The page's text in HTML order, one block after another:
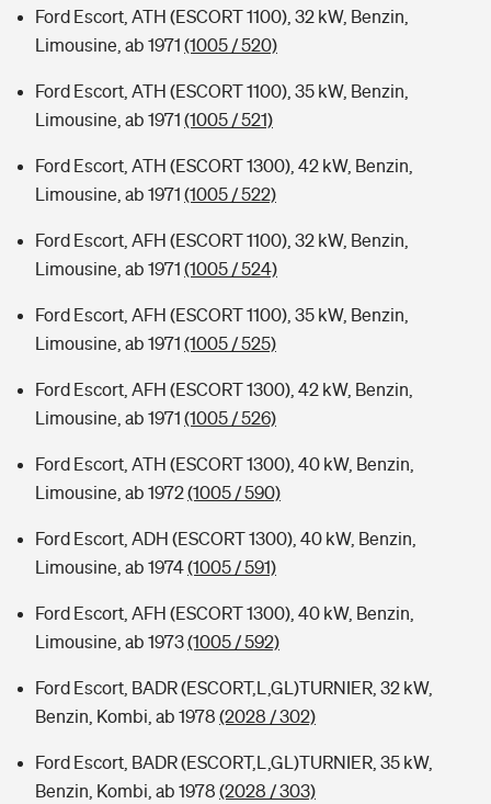
Ford Escort, ATH (ESCORT 1100), 32 kW, Benzin,
Limousine, ab 1971 (1005 / 520)
Ford Escort, ATH (ESCORT 1100), 35 kW, Benzin,
Limousine, ab 1971 (1005 / 521)
Ford Escort, ATH (ESCORT 1300), 42 kW, Benzin,
Limousine, ab 1971 (1005 / 522)
Ford Escort, AFH (ESCORT 1100), 32 kW, Benzin,
Limousine, ab 1971 (1005 / 524)
Ford Escort, AFH (ESCORT 1100), 35 kW, Benzin,
Limousine, ab 1971 (1005 / 525)
Ford Escort, AFH (ESCORT 1300), 42 kW, Benzin,
Limousine, ab 1971 (1005 / 526)
Ford Escort, ATH (ESCORT 1300), 40 kW, Benzin,
Limousine, ab 1972(1005 / 590)
Ford Escort, ADH (ESCORT 1300), 40 kW, Benzin,
Limousine, ab 1974(1005 / 591)
Ford Escort, AFH (ESCORT 1300), 40 kW, Benzin,
Limousine, ab 1973(1005 / 592)
Ford Escort, BADR (ESCORT,L,GL)TURNIER, 32 kW,
Benzin, Kombi, ab 1978 (2028 / 302)
Ford Escort, BADR (ESCORT,L,GL)TURNIER, 35 kW,
Benzin, Kombi, ab 1978 (2028 / 303)